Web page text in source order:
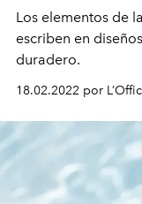
Los elementos de
escriben en
duradero.
18.02.2022 por